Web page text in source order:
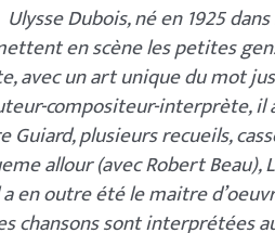
Ulysse Dubois, né en 1925
en scène les petites
avec un art unique du mot
compositeur-interprète,
Guiard, plusieurs recueils,
allour (avec Robert Beau),
en outre été le maitre
chansons sont interprétées